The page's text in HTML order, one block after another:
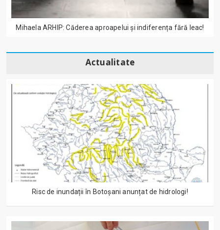
Mihaela ARHIP: Căderea aproapelui și indiferența fără leac!
Actualitate
Risc de inundații în Botoșani anunțat de hidrologi!